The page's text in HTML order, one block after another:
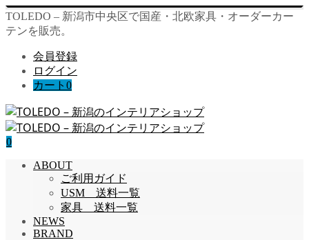
TOLEDO – 新潟市中央区で国産・北欧家具・オーダーカー
テンを販売。
会員登録
ログイン
カート 0
0
ABOUT
ご利用ガイド
USM 送料一覧
家具 送料一覧
NEWS
BRAND